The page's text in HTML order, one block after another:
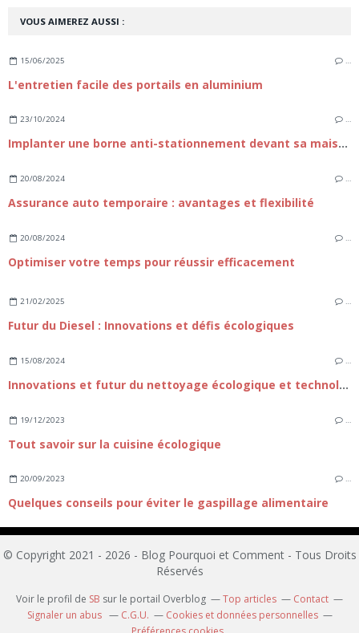
VOUS AIMEREZ AUSSI :
15/06/2025 …
L'entretien facile des portails en aluminium
23/10/2024 …
Implanter une borne anti-stationnement devant sa maison
20/08/2024 …
Assurance auto temporaire : avantages et flexibilité
20/08/2024 …
Optimiser votre temps pour réussir efficacement
21/02/2025 …
Futur du Diesel : Innovations et défis écologiques
15/08/2024 …
Innovations et futur du nettoyage écologique et technologique
19/12/2023
Tout savoir sur la cuisine écologique
20/09/2023 …
Quelques conseils pour éviter le gaspillage alimentaire
© Copyright 2021 - 2026 - Blog Pourquoi et Comment - Tous Droits
Réservés
Voir le profil de SB sur le portail Overblog Top articles
Contact
Signaler un abus
C.G.U.
Cookies et données personnelles